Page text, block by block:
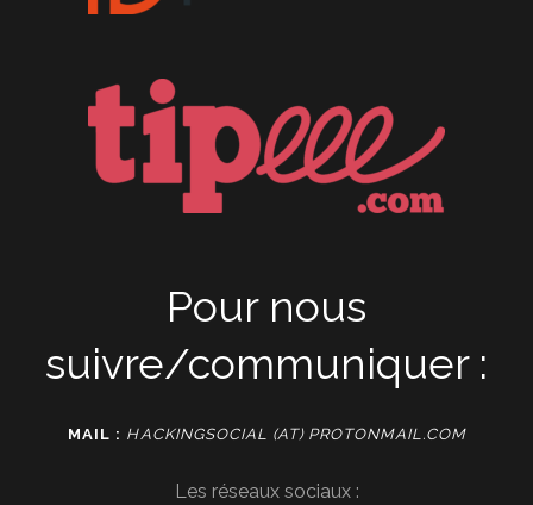
Pour nous
suivre/communiquer :
MAIL : HACKINGSOCIAL (AT) PROTONMAIL.COM
Les réseaux sociaux :